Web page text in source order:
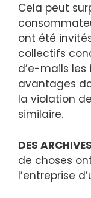
Cela peut
ont été
collectifs
d’e-mails
avantages
la violation
similaire.
DES ARCHIVES
de choses
l’entreprise